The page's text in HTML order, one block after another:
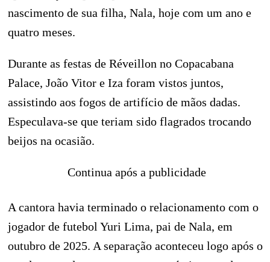
nascimento de sua filha, Nala, hoje com um ano e
quatro meses.
Durante as festas de Réveillon no Copacabana
Palace, João Vitor e Iza foram vistos juntos,
assistindo aos fogos de artifício de mãos dadas.
Especulava-se que teriam sido flagrados trocando
beijos na ocasião.
Continua após a publicidade
A cantora havia terminado o relacionamento com o
jogador de futebol Yuri Lima, pai de Nala, em
outubro de 2025. A separação aconteceu logo após o